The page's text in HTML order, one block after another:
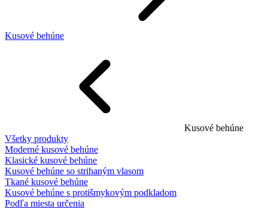
Kusové behúne
Kusové behúne
Všetky produkty
Moderné kusové behúne
Klasické kusové behúne
Kusové behúne so strihaným vlasom
Tkané kusové behúne
Kusové behúne s protišmykovým podkladom
Podľa miesta určenia